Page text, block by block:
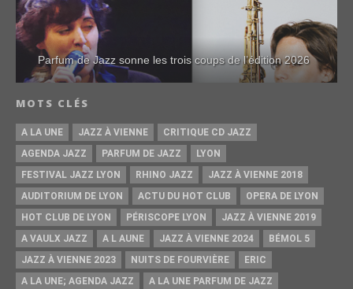
Parfum de Jazz sonne les trois coups de l’édition 2026
MOTS CLÉS
A LA UNE JAZZ À VIENNE
CRITIQUE CD JAZZ
AGENDA JAZZ
PARFUM DE JAZZ
LYON
FESTIVAL JAZZ LYON
RHINO JAZZ
JAZZ À VIENNE 2018
AUDITORIUM DE LYON
ACTU DU HOT CLUB
OPERA DE LYON
HOT CLUB DE LYON
PÉRISCOPE LYON
JAZZ À VIENNE 2019
A VAULX JAZZ
A L AUNE JAZZ À VIENNE 2024
BÉMOL 5
JAZZ À VIENNE 2023
NUITS DE FOURVIÈRE
ERIC
A LA UNE; AGENDA JAZZ
A LA UNE PARFUM DE JAZZ